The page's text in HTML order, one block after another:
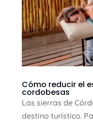
Cómo reducir el
cordobesas
Las sierras de
destino turístico.